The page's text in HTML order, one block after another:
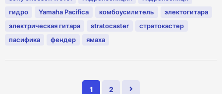
гидро
Yamaha Pacifica комбоусилитель
электогитара
электрическая гитара
stratocaster
стратокастер
пасифика
фендер ямаха
1 2